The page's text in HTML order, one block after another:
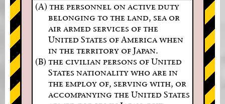
(A) the personnel on active duty
belonging to the land, sea or
air armed services of the
United States of America when
in the territory of Japan.
(B) the civilian persons of United
States nationality who are in
the employ of, serving with, or
accompanying the United States